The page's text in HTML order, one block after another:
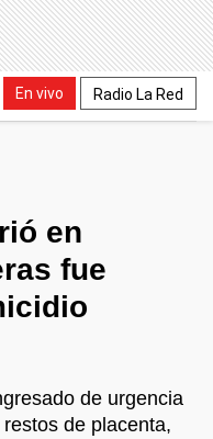
En vivo Radio La Red
en
fue
de urgencia
de placenta,